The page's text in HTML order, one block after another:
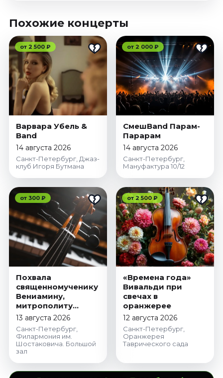
Похожие концерты
от 2 500 ₽
Варвара Убель &
Band
14 августа 2026
Санкт-Петербург, Джаз-
клуб Игоря Бутмана
от 2 000 ₽
СмешBand Парам-
Парарам
14 августа 2026
Санкт-Петербург,
Мануфактура 10/12
от 300 ₽
Похвала
священномученику
Вениамину,
митрополиту
Петроградскому
13 августа 2026
Санкт-Петербург,
Филармония им.
Шостаковича. Большой
зал
от 2 500 ₽
«Времена года»
Вивальди при
свечах в
оранжерее
12 августа 2026
Санкт-Петербург,
Оранжерея
Таврического сада